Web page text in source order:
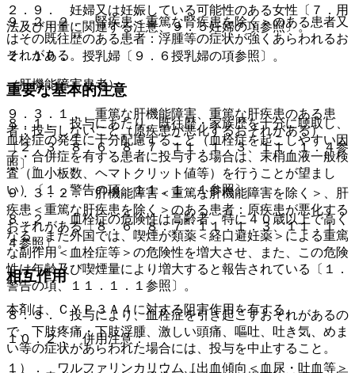
９．２．２． 腎疾患＜重篤な腎疾患を除く＞のある患者又
はその既往歴のある患者：浮腫等の症状が強くあらわれるお
それがある。
（肝機能障害患者）
９．３．１． 重篤な肝機能障害、重篤な肝疾患のある患
者：投与しないこと（原疾患が悪化するおそれがある）
〔２．３、８．６、８．７、１１．１．３、１１．１．４参
照〕。
９．３．２． 肝機能障害＜重篤な肝機能障害を除く＞、肝
疾患＜重篤な肝疾患を除く＞のある患者：原疾患が悪化する
おそれがある〔８．６、８．７、１１．１．３、１１．１．
４参照〕。
相互作用
本剤は、ＣＹＰ３Ａ４に対する阻害作用を有する。
１０．２． 併用注意：
１）． ワルファリンカリウム［出血傾向＜血尿・吐血等＞
２．９． 妊婦又は妊娠している可能性のある女性〔７．用
法及び用量に関連する注意、９．５妊婦の項参照〕。
２．１０． 授乳婦〔９．６授乳婦の項参照〕。
重要な基本的注意
８．１． 投与にあたり、既往歴・家族歴を十分に聴取し、
血栓症の発生に十分配慮すること（血栓症を起こしやすい因
子・合併症を有する患者に投与する場合は、末梢血液一般検
査（血小板数、ヘマトクリット値等）を行うことが望まし
い）〔１．警告の項、１１．１．１参照〕。
８．２． 血栓症の危険性は高齢者、特に４０歳以上で高く
なる。また外国では、喫煙が類薬＜経口避妊薬＞による重篤
な副作用＜血栓症等＞の危険性を増大させ、また、この危険
性は年齢及び喫煙量により増大すると報告されている〔１．
警告の項、１１．１．１参照〕。
８．３． 投与により、血栓症を引き起こすおそれがあるの
で、下肢疼痛・下肢浮腫、激しい頭痛、嘔吐、吐き気、めま
い等の症状があらわれた場合には、投与を中止すること。